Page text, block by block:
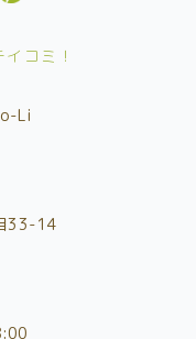
イコミ！
Li
33-14